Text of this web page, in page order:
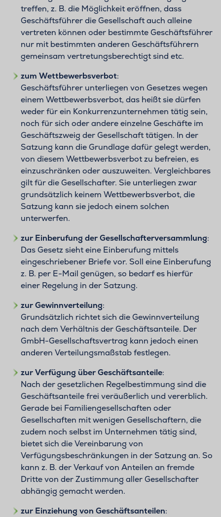
treffen, z. B. die Möglichkeit eröffnen, dass
Geschäftsführer die Gesellschaft auch alleine
vertreten können oder bestimmte Geschäftsführer
nur mit bestimmten anderen Geschäftsführern
gemeinsam vertretungsberechtigt sind etc.
zum Wettbewerbsverbot:
Geschäftsführer unterliegen von Gesetzes wegen
einem Wettbewerbsverbot, das heißt sie dürfen
weder für ein Konkurrenzunternehmen tätig sein,
noch für sich oder andere einzelne Geschäfte im
Geschäftszweig der Gesellschaft tätigen. In der
Satzung kann die Grundlage dafür gelegt werden,
von diesem Wettbewerbsverbot zu befreien, es
einzuschränken oder auszuweiten. Vergleichbares
gilt für die Gesellschafter. Sie unterliegen zwar
grundsätzlich keinem Wettbewerbsverbot, die
Satzung kann sie jedoch einem solchen
unterwerfen.
zur Einberufung der Gesellschafterversammlung:
Das Gesetz sieht eine Einberufung mittels
eingeschriebener Briefe vor. Soll eine Einberufung
z. B. per E-Mail genügen, so bedarf es hierfür
einer Regelung in der Satzung.
zur Gewinnverteilung:
Grundsätzlich richtet sich die Gewinnverteilung
nach dem Verhältnis der Geschäftsanteile. Der
GmbH-Gesellschaftsvertrag kann jedoch einen
anderen Verteilungsmaßstab festlegen.
zur Verfügung über Geschäftsanteile:
Nach der gesetzlichen Regelbestimmung sind die
Geschäftsanteile frei veräußerlich und vererblich.
Gerade bei Familiengesellschaften oder
Gesellschaften mit wenigen Gesellschaftern, die
zudem noch selbst im Unternehmen tätig sind,
bietet sich die Vereinbarung von
Verfügungsbeschränkungen in der Satzung an. So
kann z. B. der Verkauf von Anteilen an fremde
Dritte von der Zustimmung aller Gesellschafter
abhängig gemacht werden.
zur Einziehung von Geschäftsanteilen: